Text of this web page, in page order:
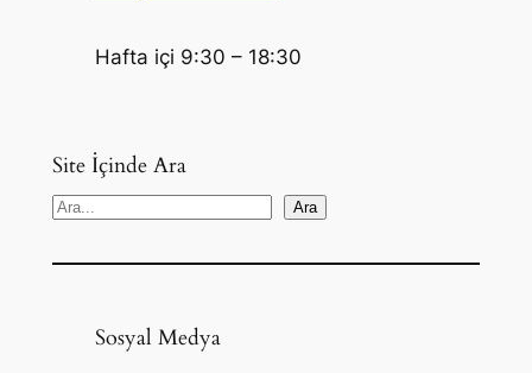
Hafta içi 9:30 – 18:30
Site İçinde Ara
S
a
Ara
Sosyal Medya